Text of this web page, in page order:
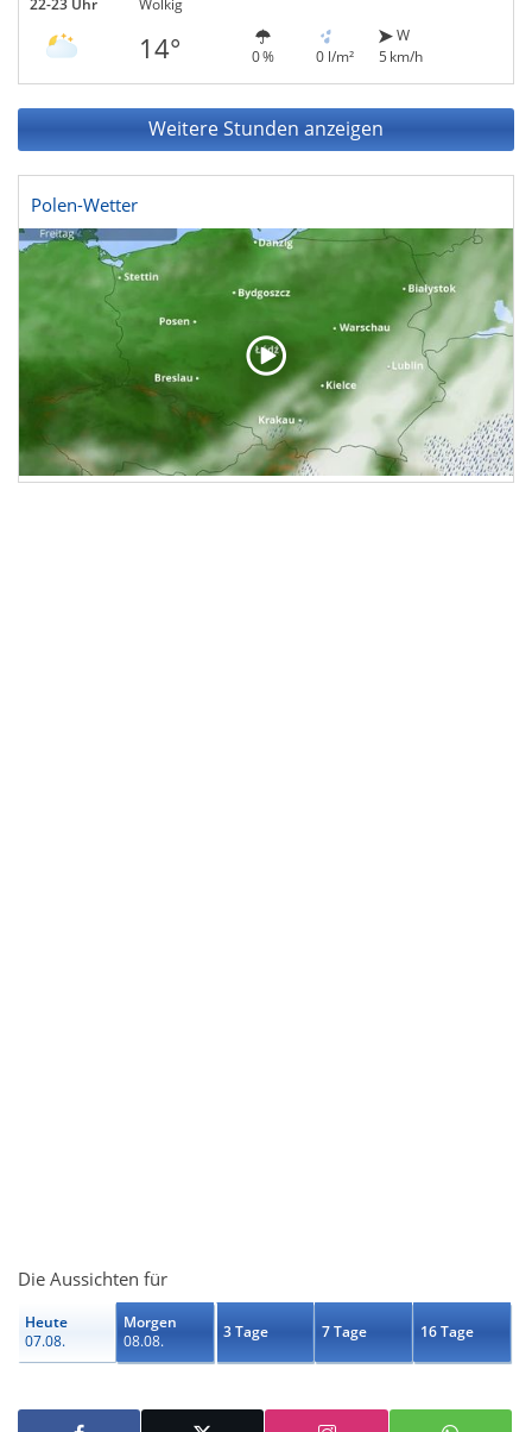
22-23 Uhr Wolkig
14° 0 % 0 l/m²
W
5 km/h
Weitere Stunden anzeigen
Polen-Wetter
Die Aussichten für
Heute
07.08.
Morgen
08.08.
3 Tage 7 Tage 16 Tage